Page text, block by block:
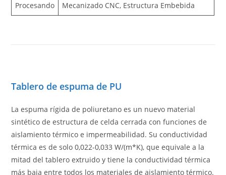
Procesando Mecanizado CNC, Estructura Embebida
Tablero de espuma de PU
La espuma rígida de poliuretano es un nuevo material
sintético de estructura de celda cerrada con funciones de
aislamiento térmico e impermeabilidad. Su conductividad
térmica es de solo 0,022-0,033 W/(m*Κ), que equivale a la
mitad del tablero extruido y tiene la conductividad térmica
más baja entre todos los materiales de aislamiento térmico.